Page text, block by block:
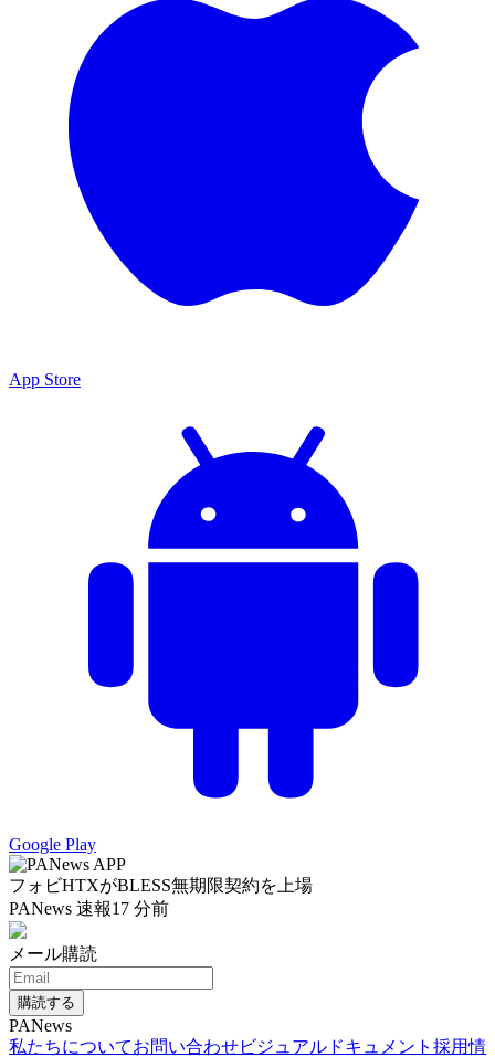
App Store
Google Play
フォビHTXがBLESS無期限契約を上場
PANews 速報17 分前
メール購読
購読する
PANews
私たちについてお問い合わせビジュアルドキュメント 採用情